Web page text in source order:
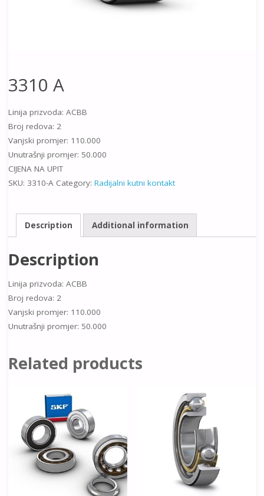
3310 A
Linija prizvoda: ACBB
Broj redova: 2
Vanjski promjer: 110.000
Unutrašnji promjer: 50.000
CIJENA NA UPIT
SKU: 3310-A Category: Radijalni kutni kontakt
Description Additional information
Description
Linija prizvoda: ACBB
Broj redova: 2
Vanjski promjer: 110.000
Unutrašnji promjer: 50.000
Related products